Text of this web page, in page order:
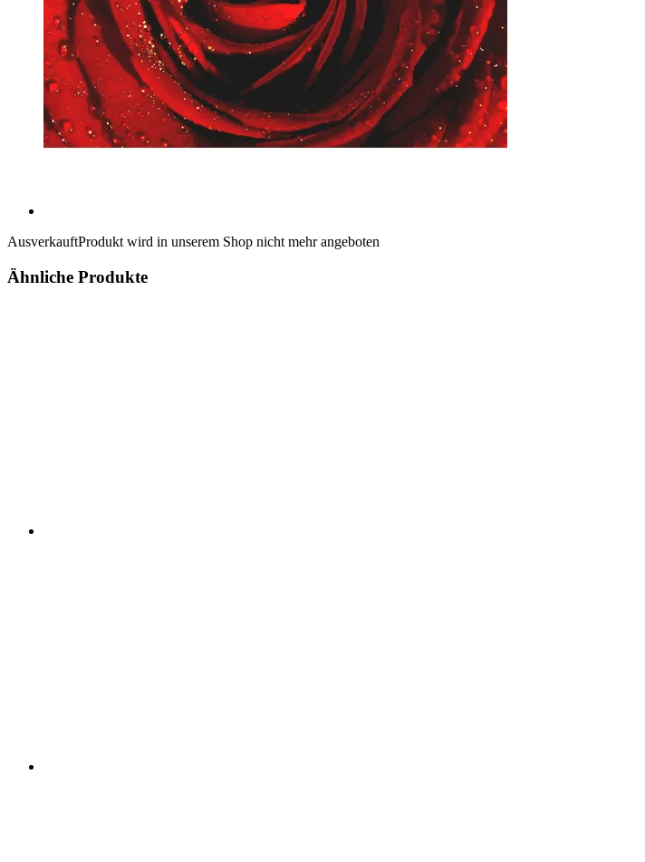
AusverkauftProdukt wird in unserem Shop nicht mehr angeboten
Ähnliche Produkte